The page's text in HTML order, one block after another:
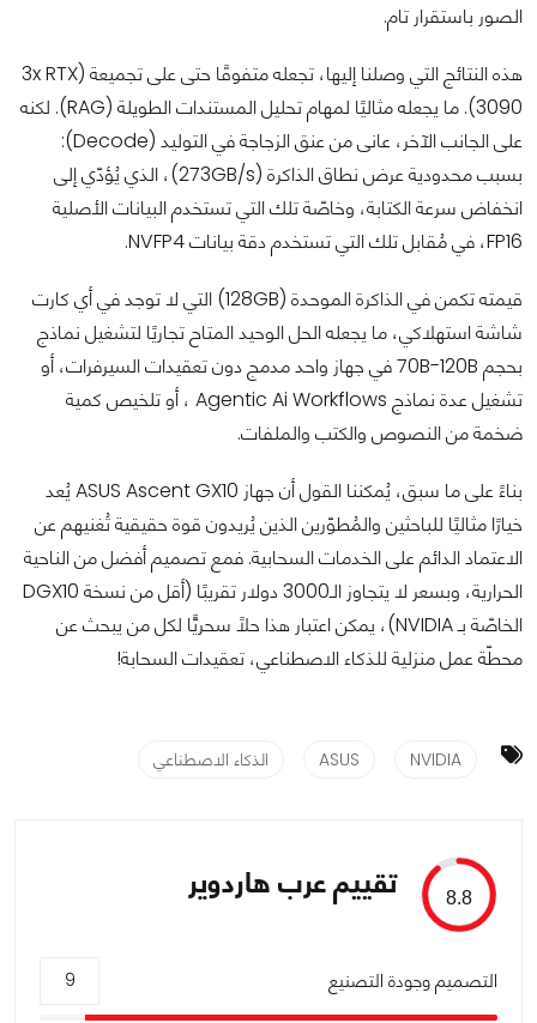
الصور باستقرار تام.
هذه النتائج التي وصلنا إليها، تجعله متفوقًا حتى على تجميعة (3x RTX
3090). ما يجعله مثاليًا لمهام تحليل المستندات الطويلة (RAG). لكنه
على الجانب الآخر، عانى من عنق الزجاجة في التوليد (Decode):
بسبب محدودية عرض نطاق الذاكرة (273GB/s)، الذي يُؤدّي إلى
انخفاض سرعة الكتابة، وخاصّة تلك التي تستخدم البيانات الأصلية
FP16، في مُقابل تلك التي تستخدم دقة بيانات NVFP4.
قيمته تكمن في الذاكرة الموحدة (128GB) التي لا توجد في أي كارت
شاشة استهلاكي، ما يجعله الحل الوحيد المتاح تجاريًا لتشغيل نماذج
بحجم 70B-120B في جهاز واحد مدمج دون تعقيدات السيرفرات، أو
تشغيل عدة نماذج Agentic Ai Workflows ، أو تلخيص كمية
ضخمة من النصوص والكتب والملفات.
بناءً على ما سبق، يُمكننا القول أن جهاز ASUS Ascent GX10 يُعد
خيارًا مثاليًا للباحثين والمُطوّرين الذين يُريدون قوة حقيقية تُغنيهم عن
الاعتماد الدائم على الخدمات السحابية. فمع تصميم أفضل من الناحية
الحرارية، وبسعر لا يتجاوز الـ3000 دولار تقريبًا (أقل من نسخة DGX10
الخاصّة بـ NVIDIA)، يمكن اعتبار هذا حلًا سحريًّا لكل من يبحث عن
محطّة عمل منزلية للذكاء الاصطناعي، تعقيدات السحابة!
NVIDIA
ASUS الذكاء الاصطناعي
8.8 تقييم عرب هاردوير
التصميم وجودة التصنيع 9